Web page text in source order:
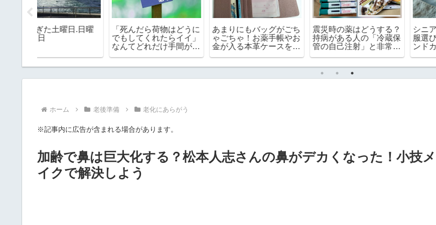
生活必需品はちょこちょ
こ買いするタイプ？まと
め買いするタイプ？
紫外線に弱い置き配ボッ
クスがボロボロになっ
た 次こそはどんなのに
AIに忖度された？
【2026年7月】熟年離婚
後の60代一人暮らしの
60代の夏は無理して出
かけなくていい「電気
代」をケチらずエアコン
ホーム 老後準備 老化にあらがう
※記事内に広告が含まれる場合があります。
加齢で鼻は巨大化する？松本人志さんの鼻がデカくなった！小技メ
イクで解決しよう